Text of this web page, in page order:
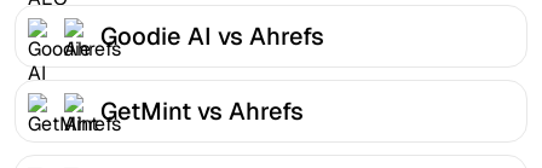
Goodie AI vs Ahrefs
GetMint vs Ahrefs